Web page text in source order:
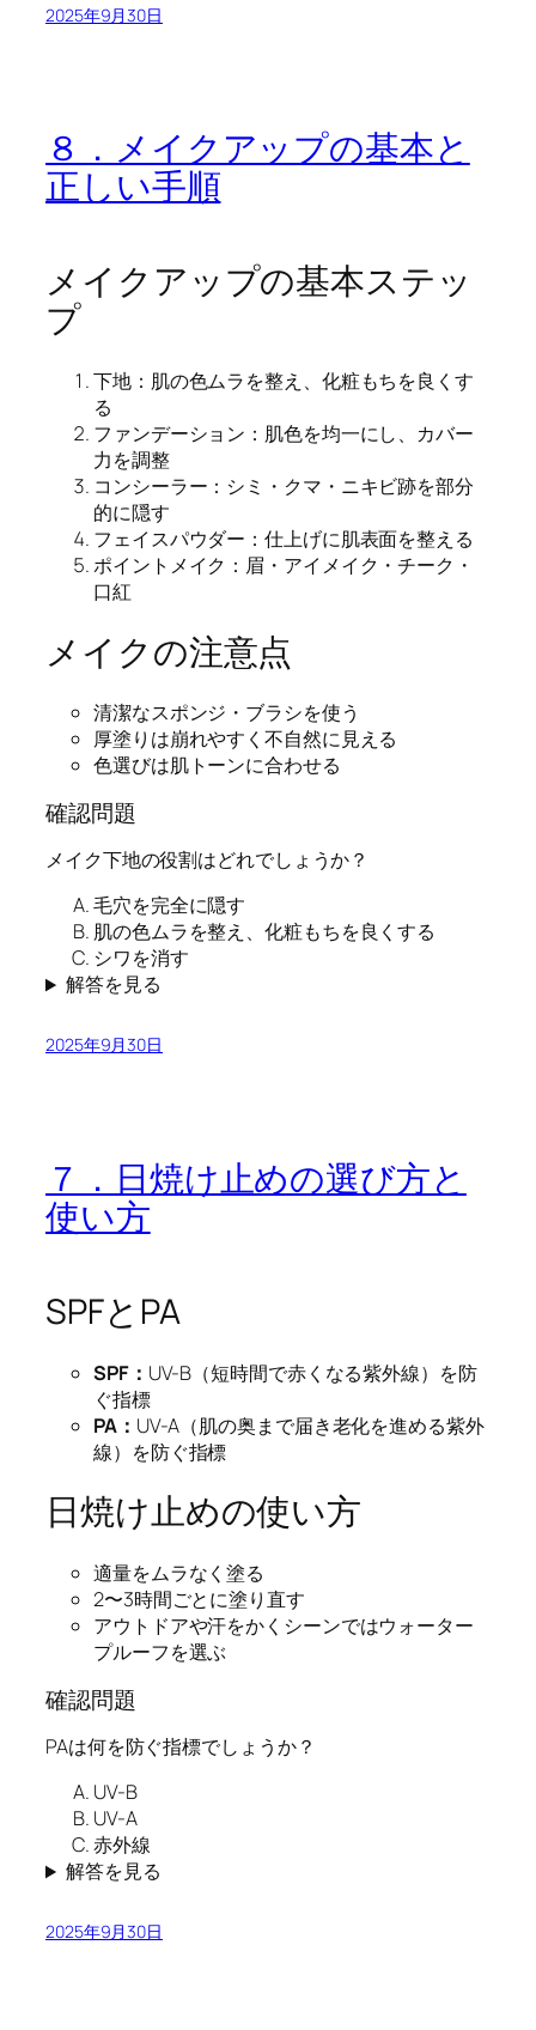
2025年9月30日
８．メイクアップの基本と
正しい手順
メイクアップの基本ステッ
プ
下地：肌の色ムラを整え、化粧もちを良くす
る
ファンデーション：肌色を均一にし、カバー
力を調整
コンシーラー：シミ・クマ・ニキビ跡を部分
的に隠す
フェイスパウダー：仕上げに肌表面を整える
ポイントメイク：眉・アイメイク・チーク・
口紅
メイクの注意点
清潔なスポンジ・ブラシを使う
厚塗りは崩れやすく不自然に見える
色選びは肌トーンに合わせる
確認問題
メイク下地の役割はどれでしょうか？
毛穴を完全に隠す
肌の色ムラを整え、化粧もちを良くする
シワを消す
解答を見る
2025年9月30日
７．日焼け止めの選び方と
使い方
SPFとPA
SPF： UV-B（短時間で赤くなる紫外線）を防
ぐ指標
PA： UV-A（肌の奥まで届き老化を進める紫外
線）を防ぐ指標
日焼け止めの使い方
適量をムラなく塗る
2〜3時間ごとに塗り直す
アウトドアや汗をかくシーンではウォーター
プルーフを選ぶ
確認問題
PAは何を防ぐ指標でしょうか？
UV-B
UV-A
赤外線
解答を見る
2025年9月30日